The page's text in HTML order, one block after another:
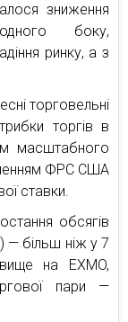
зниження
боку,
ринку, а з
торговельні
торгів в
масштабного
ФРС США
ставки.
обсягів
— більш ніж у 7
на EXMO,
пари —